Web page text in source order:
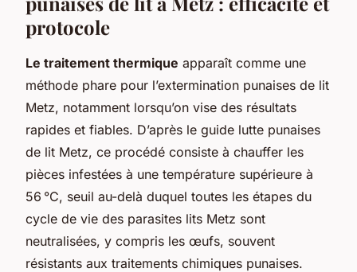
protocole
Le traitement thermique apparaît comme une
méthode phare pour l’extermination punaises de lit
Metz, notamment lorsqu’on vise des résultats
rapides et fiables. D’après le guide lutte punaises
de lit Metz, ce procédé consiste à chauffer les
pièces infestées à une température supérieure à
56 °C, seuil au-delà duquel toutes les étapes du
cycle de vie des parasites lits Metz sont
neutralisées, y compris les œufs, souvent
résistants aux traitements chimiques punaises.